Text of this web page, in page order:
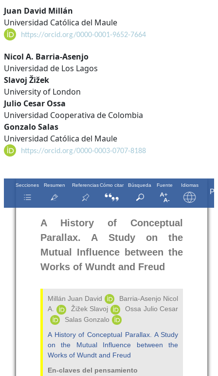
Contenido
principal
del
artículo
Juan David Millán
Universidad Católica del Maule
https://orcid.org/0000-0001-9652-7664
Nicol A. Barria-Asenjo
Universidad de Los Lagos
Slavoj Žižek
University of London
Julio Cesar Ossa
Universidad Cooperativa de Colombia
Gonzalo Salas
Universidad Católica del Maule
https://orcid.org/0000-0003-0707-8188